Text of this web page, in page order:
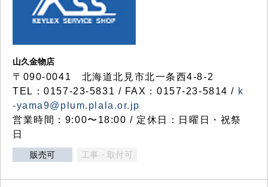
山久金物店
〒090-0041 北海道北見市北一条西4-8-2
TEL：0157-23-5831 / FAX：0157-23-5814 / k
-yama9@plum.plala.or.jp
営業時間：9:00〜18:00 / 定休日：日曜日・祝祭
日
販売可 工事・取付可